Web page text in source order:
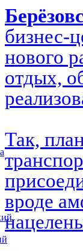
бизнес-
нового
отдых,
Так,
вроде